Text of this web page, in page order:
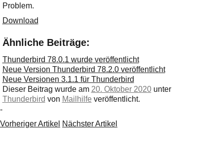
Problem.
Download
Ähnliche Beiträge:
Thunderbird 78.0.1 wurde veröffentlicht
Neue Version Thunderbird 78.2.0 veröffentlicht
Neue Versionen 3.1.1 für Thunderbird
Dieser Beitrag wurde am 20. Oktober 2020unter
Thunderbird von Mailhilfe veröffentlicht.
-
Vorheriger Artikel Nächster Artikel